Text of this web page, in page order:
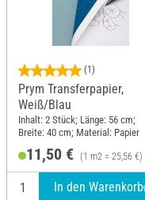
(1)
Prym Transferpapier,
Weiß/Blau
Inhalt: 2 Stück; Länge: 56 cm;
Breite: 40 cm; Material: Papier
11,50 € (1 m2 = 25,56 €)
In den Warenkorb